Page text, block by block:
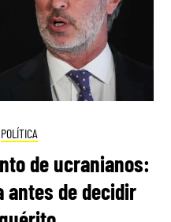
POLÍTICA
de ucranianos:
antes de decidir